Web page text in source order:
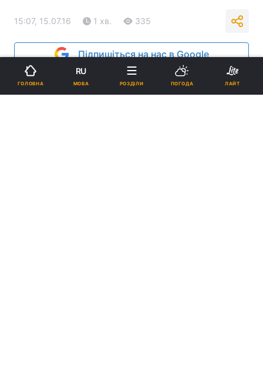
15:07, 15.07.16 1 хв. 335
Підпишіться на нас в Google
ГОЛОВНА
RU
МОВА РОЗДІЛИ ПОГОДА ЛАЙТ